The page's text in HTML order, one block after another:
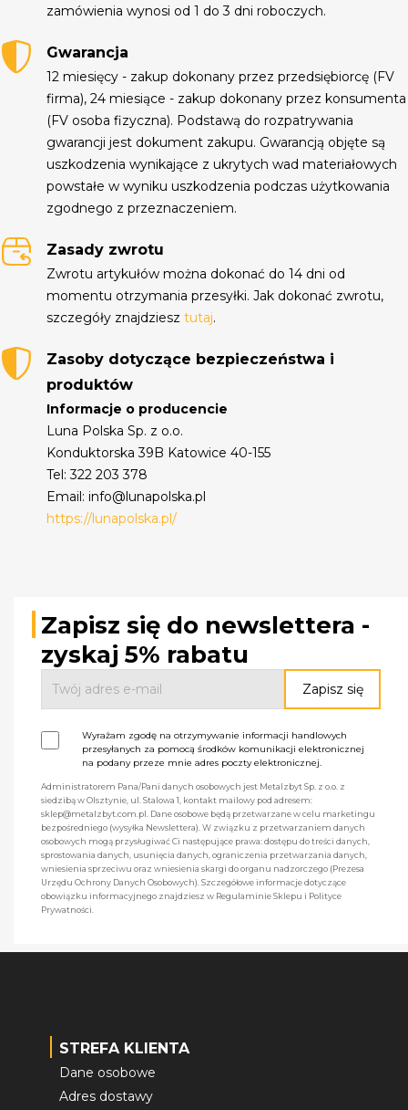
zamówienia wynosi od 1 do 3 dni roboczych.
Gwarancja
12 miesięcy - zakup dokonany przez przedsiębiorcę (FV
firma), 24 miesiące - zakup dokonany przez konsumenta
(FV osoba fizyczna). Podstawą do rozpatrywania
gwarancji jest dokument zakupu. Gwarancją objęte są
uszkodzenia wynikające z ukrytych wad materiałowych
powstałe w wyniku uszkodzenia podczas użytkowania
zgodnego z przeznaczeniem.
Zasady zwrotu
Zwrotu artykułów można dokonać do 14 dni od
momentu otrzymania przesyłki. Jak dokonać zwrotu,
szczegóły znajdziesztutaj.
Zasoby dotyczące bezpieczeństwa i
produktów
Informacje o producencie
Luna Polska Sp. z o.o.
Konduktorska 39B Katowice 40-155
Tel: 322 203 378
Email: info@lunapolska.pl
https://lunapolska.pl/
Zapisz się do newslettera -
zyskaj 5% rabatu
Wyrażam zgodę na otrzymywanie informacji handlowych
przesyłanych za pomocą środków komunikacji elektronicznej
na podany przeze mnie adres poczty elektronicznej.
Administratorem Pana/Pani danych osobowych jest Metalzbyt Sp. z o.o. z
siedzibą w Olsztynie, ul. Stalowa 1, kontakt mailowy pod adresem:
sklep@metalzbyt.com.pl. Dane osobowe będą przetwarzane w celu marketingu
bezpośredniego (wysyłka Newslettera). W związku z przetwarzaniem danych
osobowych mogą przysługiwać Ci następujące prawa: dostępu do treści danych,
sprostowania danych, usunięcia danych, ograniczenia przetwarzania danych,
wniesienia sprzeciwu oraz wniesienia skargi do organu nadzorczego (Prezesa
Urzędu Ochrony Danych Osobowych). Szczegółowe informacje dotyczące
obowiązku informacyjnego znajdziesz w Regulaminie Sklepu i Polityce
Prywatności.
STREFA KLIENTA
Dane osobowe
Adres dostawy